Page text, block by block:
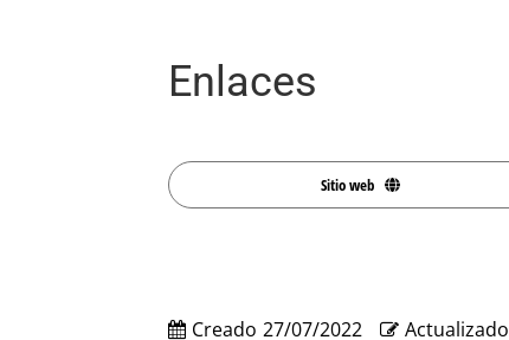
Enlaces
Sitio web
Creado 27/07/2022 Actualizado